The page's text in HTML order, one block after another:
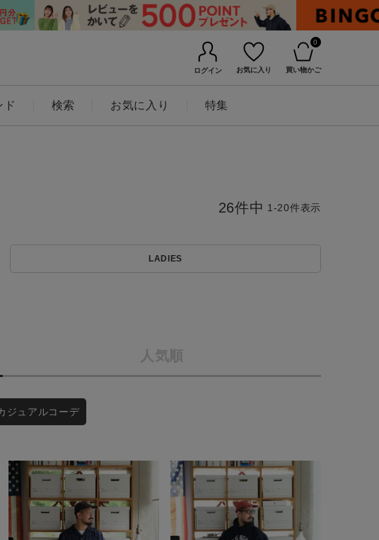
ログイン お気に入り
0
買い物かご
ド 検索 お気に入り 特集
店舗一覧
会社概要
在庫なし含む
LADIES
人気順
26件中 1-20件表示
ジュアルコーデ